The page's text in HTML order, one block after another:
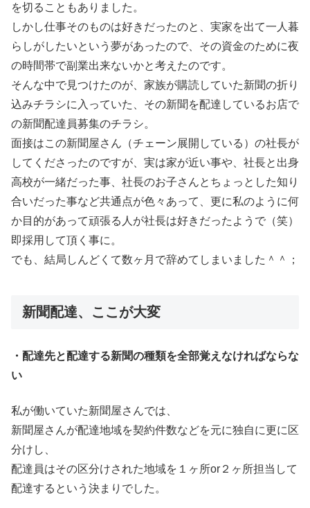
を切ることもありました。
しかし仕事そのものは好きだったのと、実家を出て一人暮
らしがしたいという夢があったので、その資金のために夜
の時間帯で副業出来ないかと考えたのです。
そんな中で見つけたのが、家族が購読していた新聞の折り
込みチラシに入っていた、その新聞を配達しているお店で
の新聞配達員募集のチラシ。
面接はこの新聞屋さん（チェーン展開している）の社長が
してくださったのですが、実は家が近い事や、社長と出身
高校が一緒だった事、社長のお子さんとちょっとした知り
合いだった事など共通点が色々あって、更に私のように何
か目的があって頑張る人が社長は好きだったようで（笑）
即採用して頂く事に。
でも、結局しんどくて数ヶ月で辞めてしまいました＾＾；
新聞配達、ここが大変
・配達先と配達する新聞の種類を全部覚えなければならな
い
私が働いていた新聞屋さんでは、
新聞屋さんが配達地域を契約件数などを元に独自に更に区
分けし、
配達員はその区分けされた地域を１ヶ所or２ヶ所担当して
配達するという決まりでした。